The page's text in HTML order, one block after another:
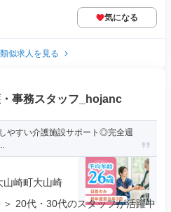
気になる
似求人を見る
事務スタッフ_hojanc
やすい介護施設サポート◎完全週
山崎町大山崎
20代・30代のスタッフが活躍中